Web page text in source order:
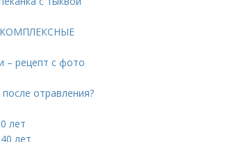
КОМПЛЕКСНЫЕ
– рецепт с фото
отравления?
лет
лет